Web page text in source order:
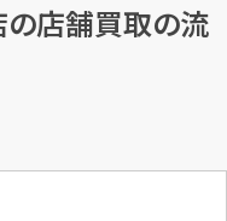
の店舗買取の流